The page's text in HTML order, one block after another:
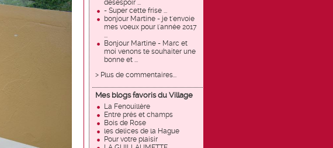
désespoir ...
- Super cette frise ...
bonjour Martine - je t'envoie
mes voeux pour l'année 2017
...
Bonjour Martine - Marc et
moi venons te souhaiter une
bonne et ...
> Plus de commentaires...
Mes blogs favoris du Village
La Fenouillère
Entre prés et champs
Bois de Rose
les delices de la Hague
Pour votre plaisir